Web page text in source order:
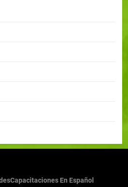
Capacitaciones En Español